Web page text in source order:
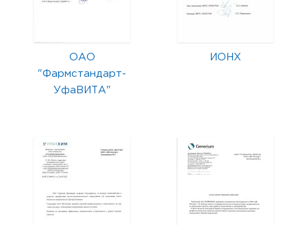
ОАО
"Фармстандарт-
УфаВИТА"
ИОНХ